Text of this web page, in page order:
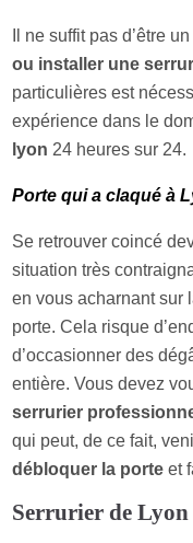
Il ne suffit pas d’être
ou installer une
particulières est
expérience dans le
lyon 24 heures sur 24.
Porte qui a claqué à
Se retrouver coincé
situation très
en vous acharnant sur
porte. Cela risque
d’occasionner des
entière. Vous devez
serrurier
qui peut, de ce fait,
débloquer la porte et
Serrurier de